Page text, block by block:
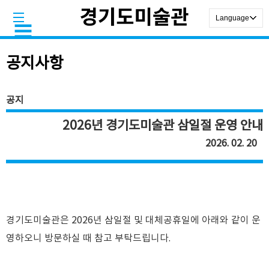
공지사항
공지
2026년 경기도미술관 삼일절 운영 안내
2026. 02. 20
경기도미술관은 2026년 삼일절 및 대체공휴일에 아래와 같이 운
영하오니 방문하실 때 참고 부탁드립니다.